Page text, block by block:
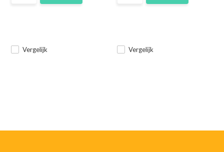
Vergelijk Vergelijk